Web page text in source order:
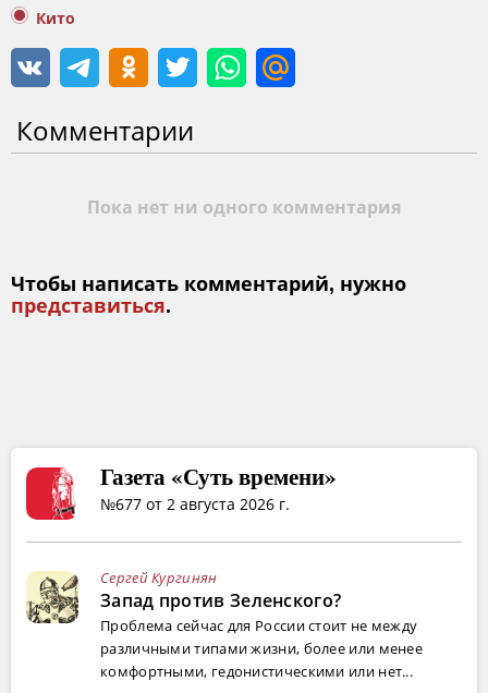
Кито
Комментарии
Пока нет ни одного комментария
Чтобы написать комментарий, нужно
представиться.
Газета «Суть времени»
№677 от 2 августа 2026 г.
Сергей Кургинян
Запад против Зеленского?
Проблема сейчас для России стоит не между
различными типами жизни, более или менее
комфортными, гедонистическими или нет...